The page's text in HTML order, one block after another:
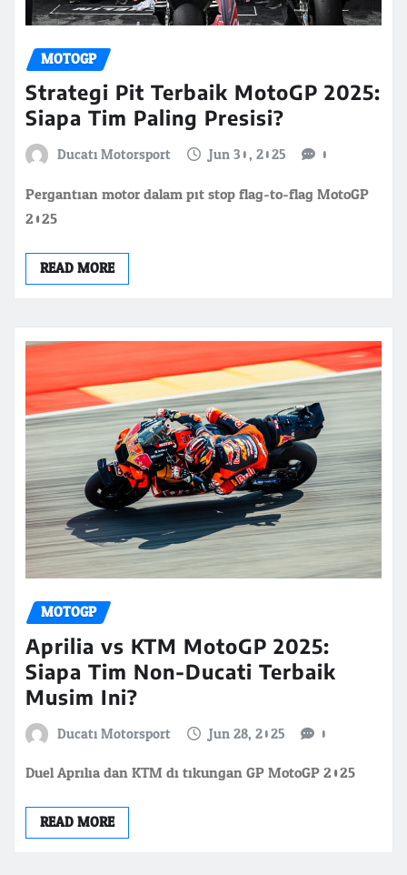
MOTOGP
Strategi Pit Terbaik MotoGP 2025:
Siapa Tim Paling Presisi?
Ducati Motorsport Jun 30, 2025 0
Pergantian motor dalam pit stop flag-to-flag MotoGP
2025
READ MORE
MOTOGP
Aprilia vs KTM MotoGP 2025:
Siapa Tim Non-Ducati Terbaik
Musim Ini?
Ducati Motorsport Jun 28, 2025 0
Duel Aprilia dan KTM di tikungan GP MotoGP 2025
READ MORE